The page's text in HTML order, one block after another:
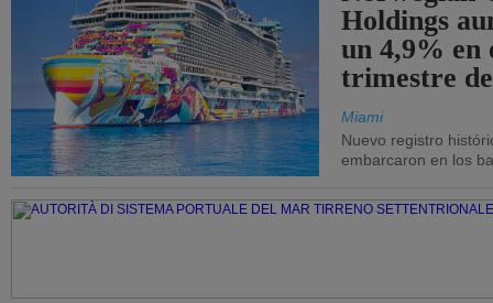
Holdings
un 4,9% en
trimestre
Miami
Nuevo registro
embarcaron en los